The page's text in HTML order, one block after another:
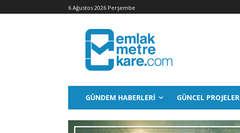
6 Ağustos 2026 Perşembe
GÜNDEM HABERLERI GÜNCEL PROJELER